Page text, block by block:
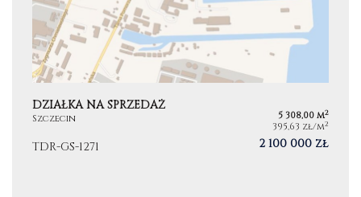
DZIAŁKA NA SPRZEDAŻ
Szczecin 5 308,00 m2
395,63 zł/m2
TDR-GS-1271 2 100 000 zł